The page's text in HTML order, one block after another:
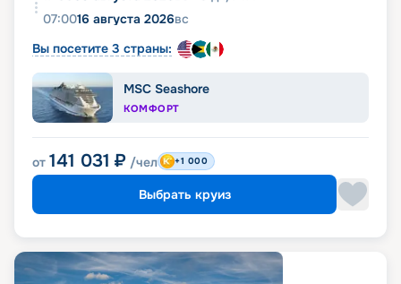
07:0016 августа 2026вс
Вы посетите 3 страны:
MSC Seashore
КОМФОРТ
от 141 031 ₽ /чел +1 000
Выбрать круиз